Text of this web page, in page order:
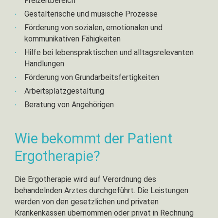
abgeschlossene Berufsausbildung zum
Ergotherapeuten (w/m/d)
im Umgang mit Menschen sind Ihnen Empathie,
Geduld und Freundlichkeit eine
Herzensangelegenheit
ihre Mitarbeit umfasst die therapeutische
Befunderhebung, die Behandlungsplanung, die
Therapie und deren Dokumentation
sie mögen eigenständiges Arbeiten und sind in der
des Patienten auch die Kontaktaufnahme zu den
Das bietet Ihnen ihr neuer Arbeitsplatz:
ein unbefristetes Arbeitsverhältnis
bezahlte Einarbeitungszeit
Gestalterische und musische Prozesse
Förderung von sozialen, emotionalen und
kommunikativen Fähigkeiten
Hilfe bei lebenspraktischen und alltagsrelevanten
Handlungen
Förderung von Grundarbeitsfertigkeiten
Arbeitsplatzgestaltung
Beratung von Angehörigen
Wie bekommt der Patient
Ergotherapie?
Die Ergotherapie wird auf Verordnung des
behandelnden Arztes durchgeführt. Die Leistungen
werden von den gesetzlichen und privaten
Krankenkassen übernommen oder privat in Rechnung